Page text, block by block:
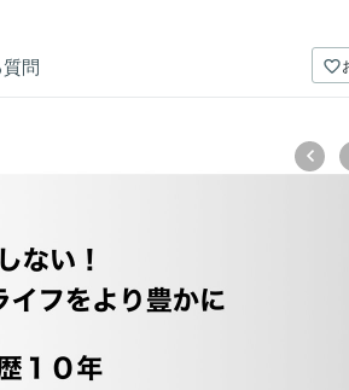
問